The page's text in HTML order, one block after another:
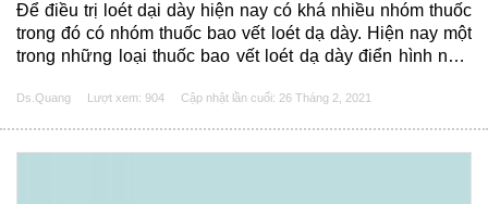
Để điều trị loét dại dày hiện nay có khá nhiều nhóm thuốc
trong đó có nhóm thuốc bao vết loét dạ dày. Hiện nay một
trong những loại thuốc bao vết loét dạ dày điển hình nhất
đến Bismuth tuy nhiên nó......
Ds.Quang Lượt xem: 904 Cập nhật lần cuối: 26 Tháng 2, 2021